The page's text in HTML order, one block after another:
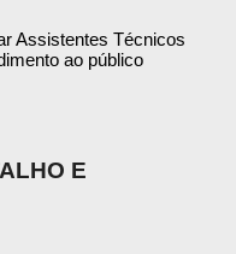
Assistentes Técnicos
ao público
E